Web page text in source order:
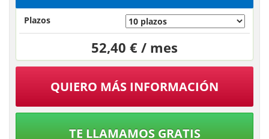
Plazos
52,40 € / mes
QUIERO MÁS INFORMACIÓN
TE LLAMAMOS GRATIS